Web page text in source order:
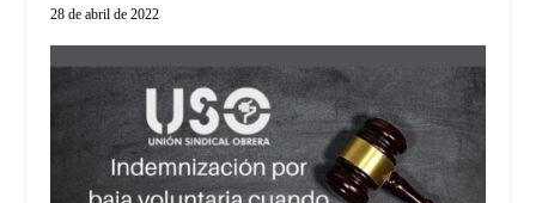
28 de abril de 2022